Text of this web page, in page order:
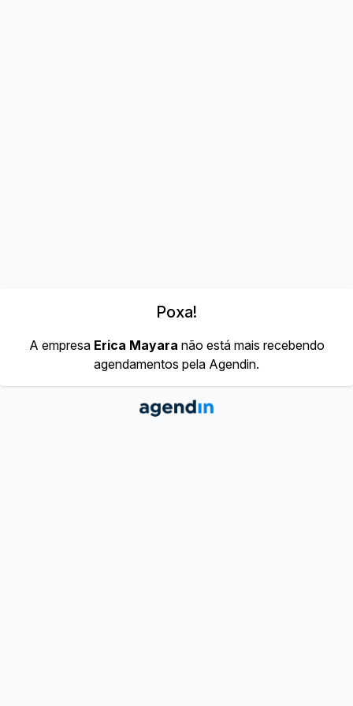
Poxa!
A empresa Erica Mayara não está mais recebendo
agendamentos pela Agendin.